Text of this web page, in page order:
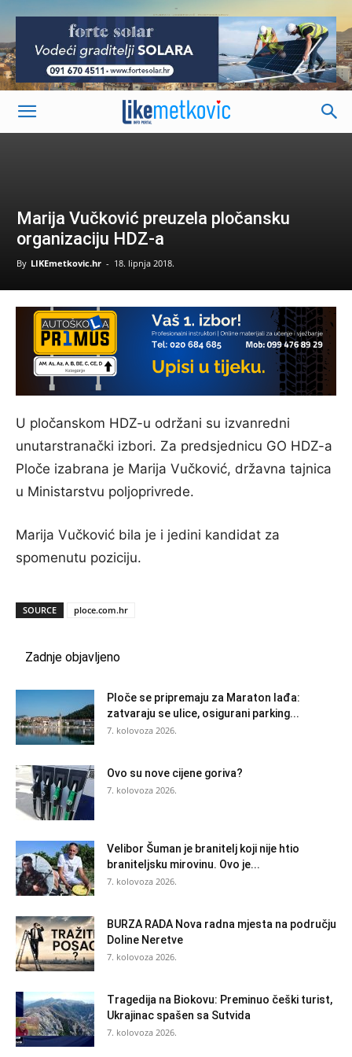
-
Marija Vučković preuzela pločansku
organizaciju HDZ-a
By LIKEmetkovic.hr - 18. lipnja 2018.
U pločanskom HDZ-u održani su izvanredni
unutarstranački izbori. Za predsjednicu GO HDZ-a
Ploče izabrana je Marija Vučković, državna tajnica
u Ministarstvu poljoprivrede.
Marija Vučković bila je i jedini kandidat za
spomenutu poziciju.
SOURCE ploce.com.hr
Zadnje objavljeno
Ploče se pripremaju za Maraton lađa:
zatvaraju se ulice, osigurani parking...
7. kolovoza 2026.
Ovo su nove cijene goriva?
7. kolovoza 2026.
Velibor Šuman je branitelj koji nije htio
braniteljsku mirovinu. Ovo je...
7. kolovoza 2026.
BURZA RADA Nova radna mjesta na području
Doline Neretve
7. kolovoza 2026.
Tragedija na Biokovu: Preminuo češki turist,
Ukrajinac spašen sa Sutvida
7. kolovoza 2026.